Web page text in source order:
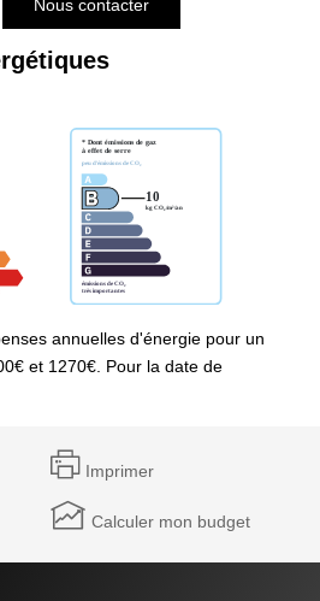
Nous contacter
annuelles d'énergie pour un
et 1270€. Pour la date de
Imprimer
Calculer mon budget